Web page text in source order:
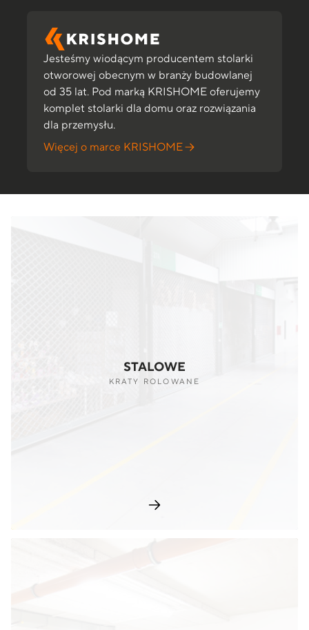
Jesteśmy wiodącym producentem stolarki
otworowej obecnym w branży budowlanej
od 35 lat. Pod marką KRISHOME oferujemy
komplet stolarki dla domu oraz rozwiązania
dla przemysłu.
Więcej o marce KRISHOME
STALOWE
KRATY ROLOWANE